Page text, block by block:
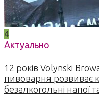
4
Актуально
12 років Volynski
пивоварня розвиває
безалкогольні напої